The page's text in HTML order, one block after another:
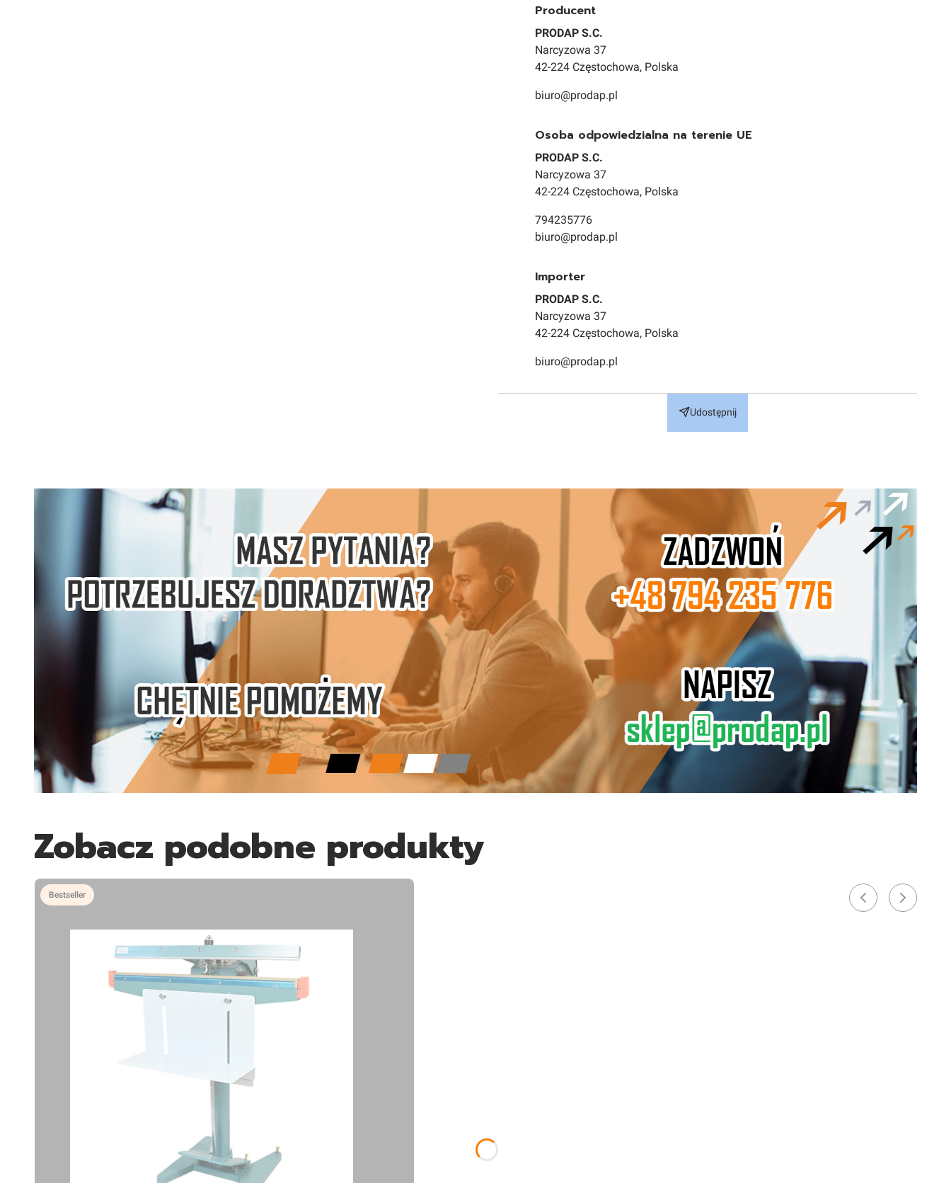
Producent
PRODAP S.C.
Narcyzowa 37
42-224 Częstochowa, Polska
biuro@prodap.pl
Osoba odpowiedzialna na terenie UE
PRODAP S.C.
Narcyzowa 37
42-224 Częstochowa, Polska
794235776
biuro@prodap.pl
Importer
PRODAP S.C.
Narcyzowa 37
42-224 Częstochowa, Polska
biuro@prodap.pl
Udostępnij
Zobacz podobne produkty
Bestseller